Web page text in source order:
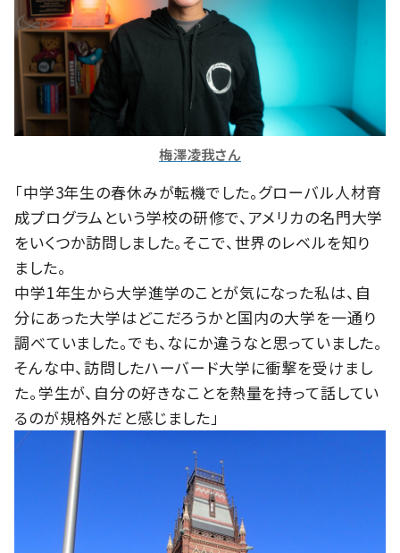
梅澤凌我さん
「中学3年生の春休みが転機でした。グローバル人材育
成プログラムという学校の研修で、アメリカの名門大学
をいくつか訪問しました。そこで、世界のレベルを知り
ました。
中学1年生から大学進学のことが気になった私は、自
分にあった大学はどこだろうかと国内の大学を一通り
調べていました。でも、なにか違うなと思っていました。
そんな中、訪問したハーバード大学に衝撃を受けまし
た。学生が、自分の好きなことを熱量を持って話してい
るのが規格外だと感じました」